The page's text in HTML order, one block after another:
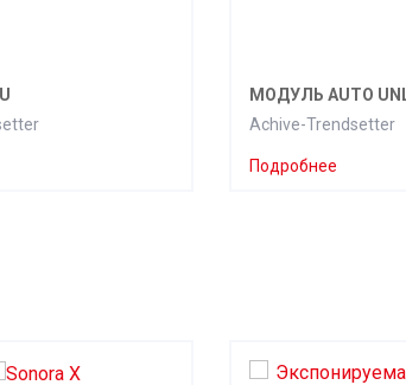
МОДУЛЬ AUTO
Achive-Trendsetter
Подробнее